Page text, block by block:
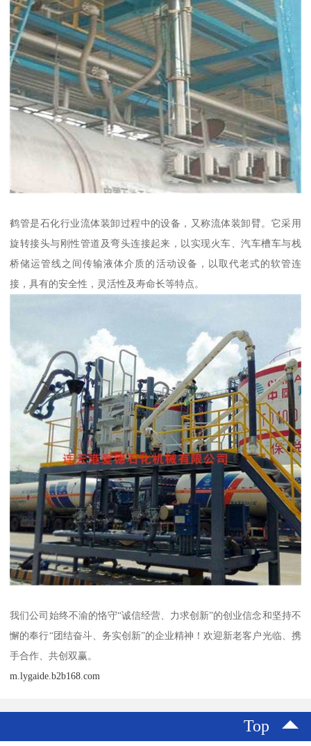
鹤管是石化行业流体装卸过程中的设备，又称流体装卸臂。它采用
旋转接头与刚性管道及弯头连接起来，以实现火车、汽车槽车与栈
桥储运管线之间传输液体介质的活动设备，以取代老式的软管连
接，具有的安全性，灵活性及寿命长等特点。
我们公司始终不渝的恪守“诚信经营、力求创新”的创业信念和坚持不
懈的奉行“团结奋斗、务实创新”的企业精神！欢迎新老客户光临、携
手合作、共创双赢。
m.lygaide.b2b168.com
Top